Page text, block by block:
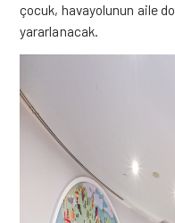
çocuk, havayolunun aile
yararlanacak.